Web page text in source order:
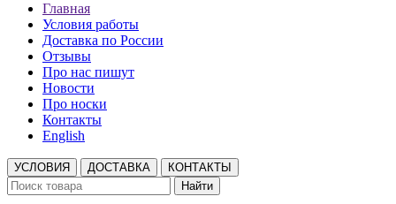
Главная
Условия работы
Доставка по России
Отзывы
Про нас пишут
Новости
Про носки
Контакты
English
УСЛОВИЯ ДОСТАВКА
КОНТАКТЫ
Найти